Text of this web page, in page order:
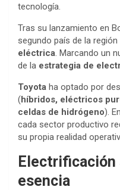
tecnología.
Tras su lanzamiento en
segundo país de la
eléctrica. Marcando un
de la estrategia de
Toyota ha optado por
(híbridos, eléctricos
celdas de hidrógeno).
cada sector productivo
su propia realidad
Electrificación
esencia